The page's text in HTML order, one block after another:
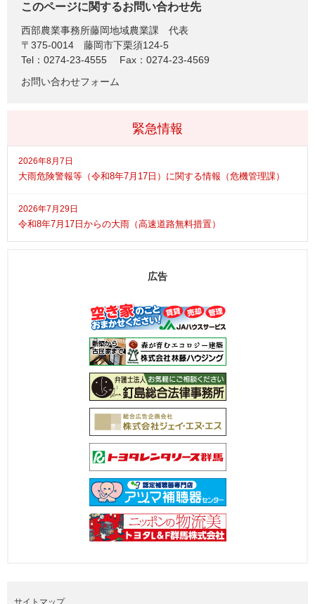
このページに関するお問い合わせ先
西部農業事務所藤岡地域農業課
代表
〒375-0014
藤岡市下栗須124-5
Tel：0274-23-4555
Fax：0274-23-4569
お問い合わせフォーム
緊急情報
2026年8月7日
大雨危険警報等（令和8年7月17日）に関する情報（危機管理課）
2026年7月29日
令和8年7月17日からの大雨（高速道路無料措置）
広告
サイトマップ